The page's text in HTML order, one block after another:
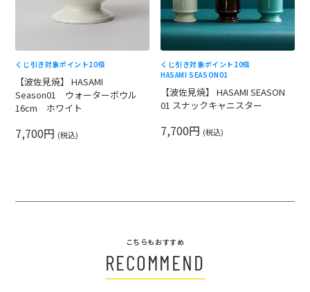
くじ引き対象ポイント20倍
【波佐見焼】 HASAMI
Season01 ウォーターボウル
16cm ホワイト
7,700円 (税込)
くじ引き対象ポイント20倍
HASAMI SEASON01
【波佐見焼】 HASAMI SEASON
01 スナックキャニスター
7,700円 (税込)
こちらもおすすめ
RECOMMEND